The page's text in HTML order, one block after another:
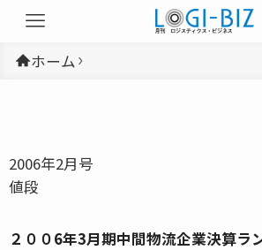
ホーム
2006年2月号
値段
２００6年3月期中間物流企業決算ラ